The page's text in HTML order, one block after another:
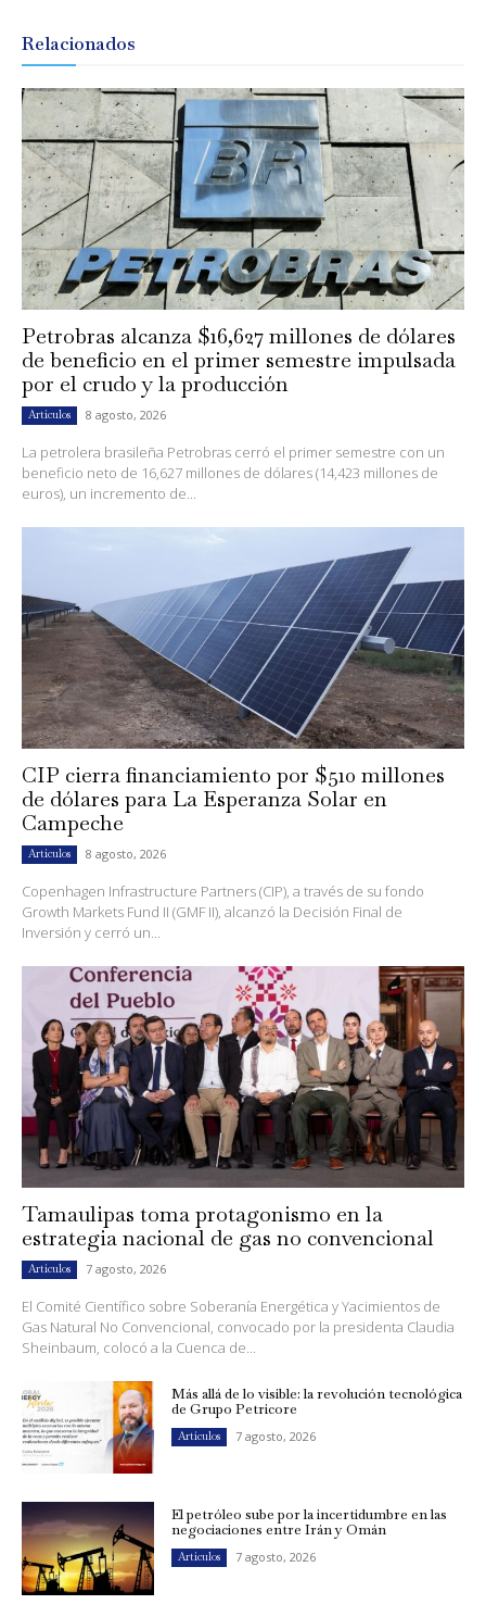
Relacionados
Petrobras alcanza $16,627 millones de dólares
de beneficio en el primer semestre impulsada
por el crudo y la producción
Artículos 8 agosto, 2026
La petrolera brasileña Petrobras cerró el primer semestre con un
beneficio neto de 16,627 millones de dólares (14,423 millones de
euros), un incremento de...
CIP cierra financiamiento por $510 millones
de dólares para La Esperanza Solar en
Campeche
Artículos 8 agosto, 2026
Copenhagen Infrastructure Partners (CIP), a través de su fondo
Growth Markets Fund II (GMF II), alcanzó la Decisión Final de
Inversión y cerró un...
Tamaulipas toma protagonismo en la
estrategia nacional de gas no convencional
Artículos 7 agosto, 2026
El Comité Científico sobre Soberanía Energética y Yacimientos de
Gas Natural No Convencional, convocado por la presidenta Claudia
Sheinbaum, colocó a la Cuenca de...
Más allá de lo visible: la revolución tecnológica
de Grupo Petricore
Artículos 7 agosto, 2026
El petróleo sube por la incertidumbre en las
negociaciones entre Irán y Omán
Artículos 7 agosto, 2026